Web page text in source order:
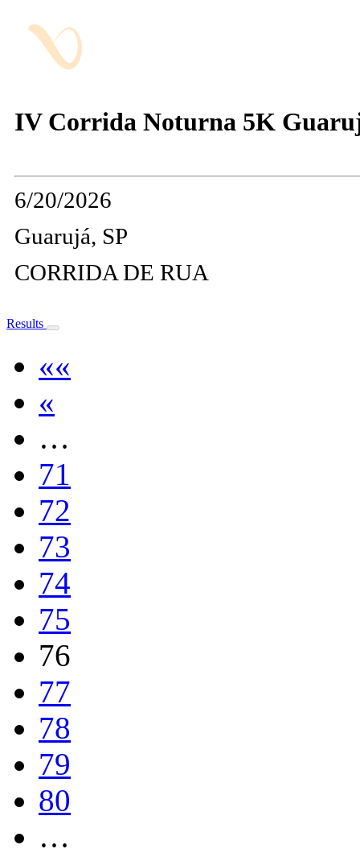
IV Corrida Noturna 5K
6/20/2026
Guarujá, SP
CORRIDA DE RUA
Results
««
«
…
71
72
73
74
75
76
77
78
79
80
…